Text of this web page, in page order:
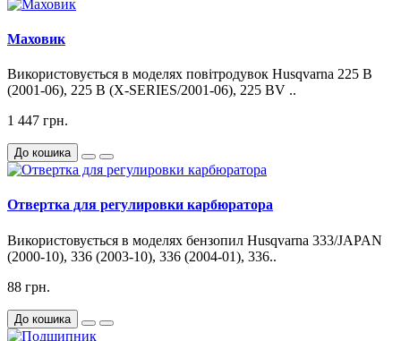
Маховик
Використовується в моделях повітродувок Husqvarna 225 B
(2001-06), 225 B (X-SERIES/2001-06), 225 BV ..
1 447 грн.
До кошика
Отвертка для регулировки карбюратора
Використовується в моделях бензопил Husqvarna 333/JAPAN
(2000-10), 336 (2003-10), 336 (2004-01), 336..
88 грн.
До кошика